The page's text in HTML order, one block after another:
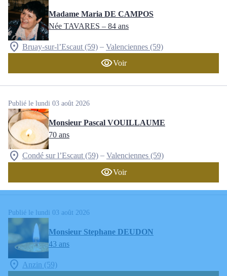
Madame Maria DE CAMPOS
Née TAVARES – 84 ans
Bruay-sur-l’Escaut (59) – Valenciennes (59)
Voir
Publié le lundi 03 août 2026
Monsieur Pascal VOUILLAUME
70 ans
Condé sur l’Escaut (59) – Valenciennes (59)
Voir
Publié le lundi 03 août 2026
Monsieur Stephane DEUDON
43 ans
Anzin (59)